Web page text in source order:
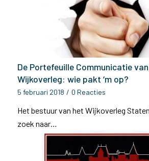
De Portefeuille Communicatie
Wijkoverleg: wie pakt ‘m op?
5 februari 2018 / 0 Reacties
Het bestuur van het Wijkoverleg
zoek naar…